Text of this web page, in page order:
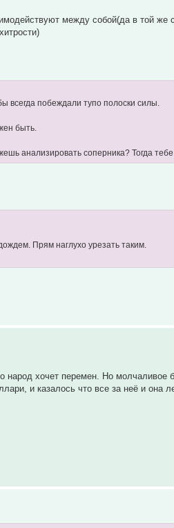
между собой(да в той
всегда побеждали тупо полоски силы.
быть.
анализировать соперника? Тогда тебе
Прям наглухо урезать таким.
народ хочет перемен. Но молчаливое
и казалось что все за неё и она